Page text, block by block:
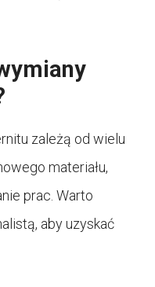
zależą od wielu
materiału,
prac. Warto
aby uzyskać